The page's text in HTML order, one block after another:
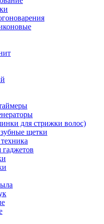
для стрижки волос)
щетки
гаджетов